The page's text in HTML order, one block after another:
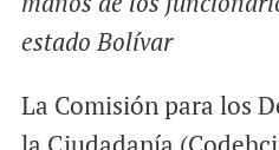
estado Bolívar
La Comisión para los